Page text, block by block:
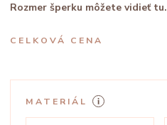
Rozmer šperku môžete vidieť tu.
CELKOVÁ CENA
MATERIÁL